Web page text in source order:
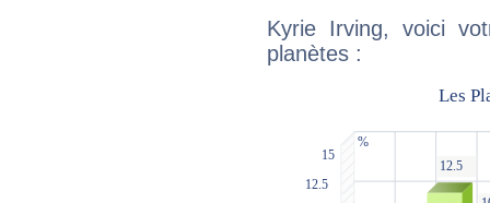
Kyrie Irving, voici
planètes :